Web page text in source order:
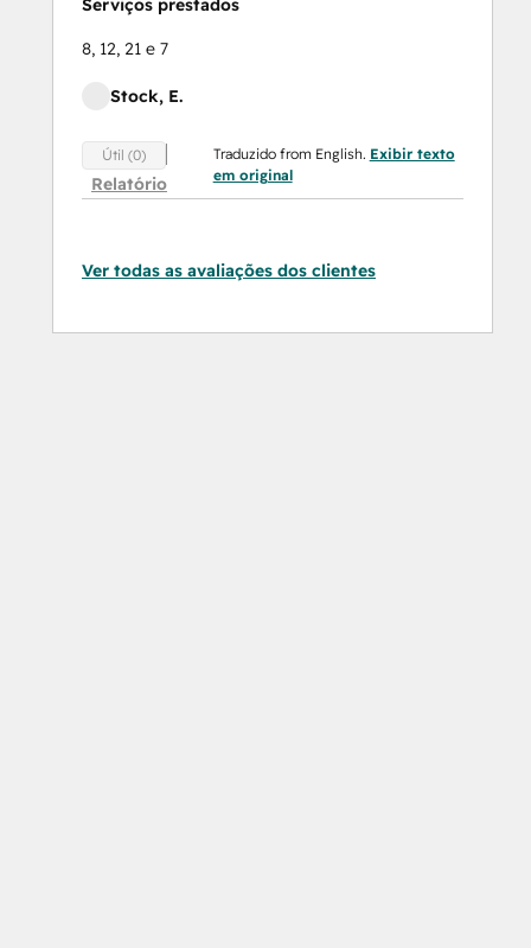
Serviços prestados
8, 12, 21 e 7
Stock, E.
Útil (0)
Relatório
Traduzido from English. Exibir texto
em original
Ver todas as avaliações dos clientes